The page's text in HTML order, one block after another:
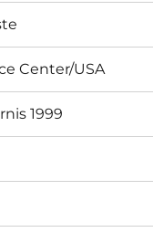
Center/USA
1999